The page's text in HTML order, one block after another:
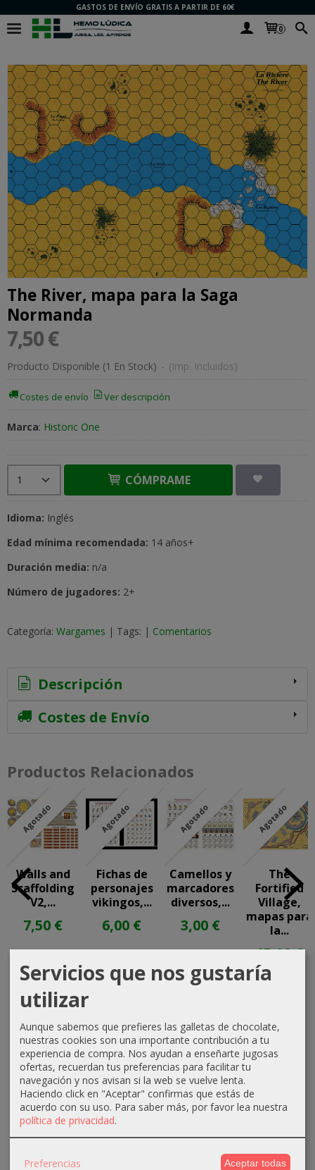
GASTOS DE ENVÍO GRATIS A PARTIR DE 60€
0
MARCAS
The River, mapa para la Saga
Normanda
7,50 €
Producto Disponible (1 En Stock) - (Imp. Incluidos)
Costes de envío Ver descripción
Marca: Historic One
CÓMPRAME
Idioma: Inglés
Edad mínima recomendada: 14 años+
Duración media: n/a
Número de jugadores: 2+
Categoría: Wargames | Tags: | Comentarios
Descripción
Costes de Envío
Productos Relacionados
Agotado
Walls and
Scaffolding
V2,...
7,50 €
Agotado
Fichas de
personajes
vikingos,...
6,00 €
Agotado
Camellos y
marcadores
diversos,...
3,00 €
Agotado
The
Fortified
Village,
mapas para
la...
15,00 €
Servicios que nos gustaría
utilizar
Aunque sabemos que prefieres las galletas de chocolate,
nuestras cookies son una importante contribución a tu
experiencia de compra. Nos ayudan a enseñarte jugosas
ofertas, recuerdan tus preferencias para facilitar tu
navegación y nos avisan si la web se vuelve lenta.
Haciendo click en "Aceptar" confirmas que estás de
acuerdo con su uso. Para saber más, por favor lea nuestra
política de privacidad.
Preferencias Aceptar todas